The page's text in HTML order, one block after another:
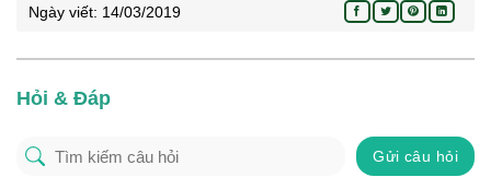
Ngày viết: 14/03/2019
Hỏi & Đáp
Gửi câu hỏi